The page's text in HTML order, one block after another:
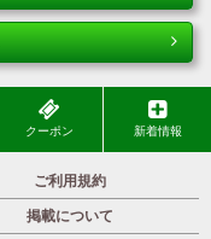
クーポン 新着情報
ご利用規約
掲載について